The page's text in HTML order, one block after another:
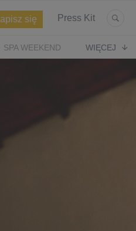
Press Kit
SPA WEEKEND
WIĘCEJ